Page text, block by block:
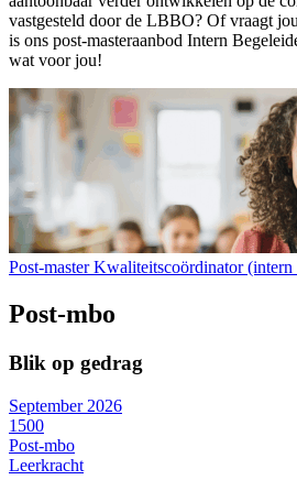
vastgesteld door de LBBO? Of vraagt
is ons post-masteraanbod Intern
wat voor jou!
Post-master Kwaliteitscoördinator (intern
Post-mbo
Blik op gedrag
September 2026
1500
Post-mbo
Leerkracht